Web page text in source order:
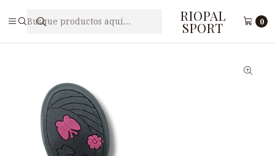
RIOPAL
SPORT 0
Zapatos escolares
Zapato Escolar de Cuero para Niña DBRIGHT N53-1